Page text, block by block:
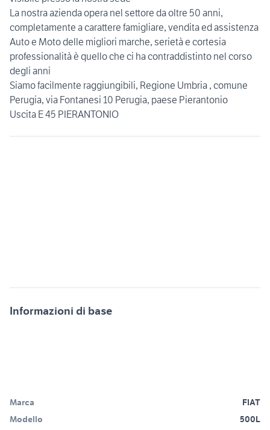
La nostra azienda opera nel settore da oltre 50 anni,
completamente a carattere famigliare, vendita ed assistenza
Auto e Moto delle migliori marche, serietà e cortesia
professionalità è quello che ci ha contraddistinto nel corso
degli anni
Siamo facilmente raggiungibili, Regione Umbria , comune
Perugia, via Fontanesi 10 Perugia, paese Pierantonio
Uscita E 45 PIERANTONIO
Informazioni di base
Marca
FIAT
Modello
500L